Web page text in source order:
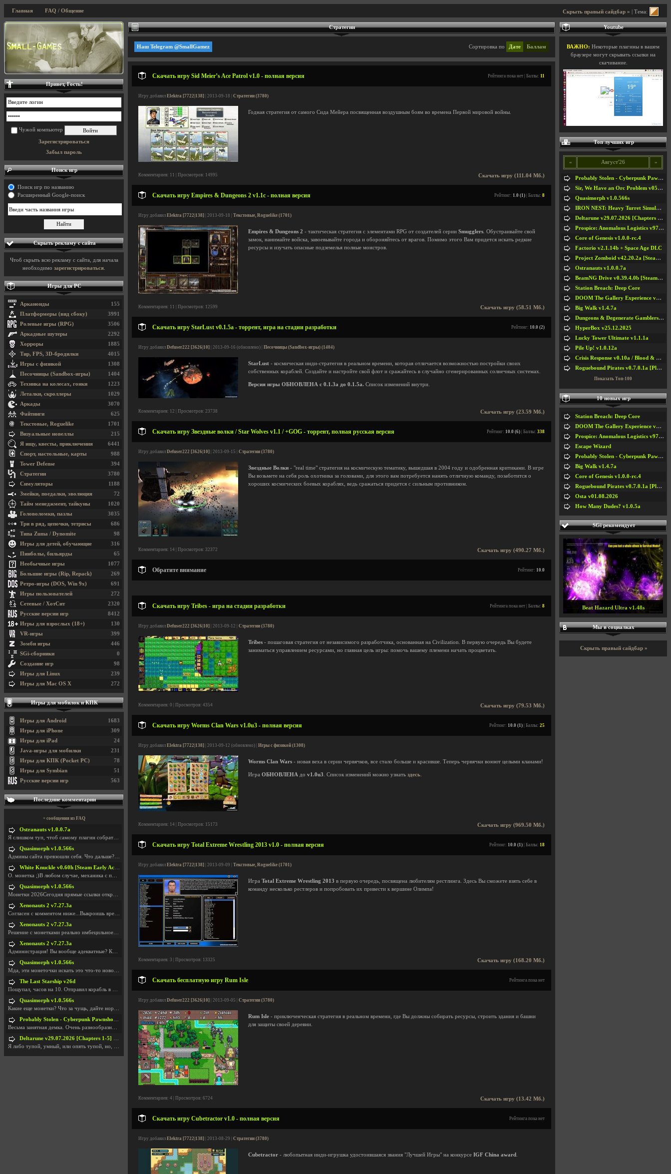
Скрыть правый сайдбар » | Тема:
Главная FAQ / Общение
Стратегии
Сортировка по Дате Баллам
Наш Telegram @SmallGamez
Скачать игру Sid Meier’s Ace Patrol v1.0 - полная версия Рейтинга пока нет | Баллы: 11
Игру добавил Elektra [7722|138] | 2013-09-18 | Стратегии (3780)
Годная стратегия от самого Сида Мейера посвященная воздушным боям во времена Первой мировой войны.
Скачать игру (111.04 Мб.)
Комментариев: 11 | Просмотров: 14995
Скачать игру Empires & Dungeons 2 v1.1c - полная версия Рейтинг: 1.0 (1) | Баллы: 8
Игру добавил Elektra [7722|138] | 2013-09-18 | Текстовые, Roguelike (1701)
Empires & Dungeons 2 - тактическая стратегия с элементами RPG от создателей серии Smugglers . Обустраивайте свой
замок, нанимайте войска, завоевывайте города и обороняйтесь от врагов. Помимо этого Вам придется искать редкие
ресурсы и изучать опасные подземелья полные монстров.
Скачать игру (58.51 Мб.)
Комментариев: 11 | Просмотров: 12599
Скачать игру StarLust v0.1.5а - торрент, игра на стадии разработки Рейтинг: 10.0 (2)
Игру добавил Defuser222 [3626|10] | 2013-09-16 (обновлено) | Песочницы (Sandbox-игры) (1404)
StarLust - космическая инди-стратегия в реальном времени, которая отличается возможностью постройки своих
собственных кораблей. Создайте и настройте свой флот и сражайтесь в случайно сгенерированных солнечных системах.
Версия игры ОБНОВЛЕНА с 0.1.3а до 0.1.5а. Список изменений внутри.
Скачать игру (23.59 Мб.)
Комментариев: 12 | Просмотров: 23738
Скачать игру Звездные волки / Star Wolves v1.1 / +GOG - торрент, полная русская версия Рейтинг: 10.0 (6) | Баллы: 338
Игру добавил Defuser222 [3626|10] | 2013-09-15 | Стратегии (3780)
Звездные Волки - "real time" стратегия на космическую тематику, вышедшая в 2004 году и одобренная критиками. В игре
Вы возьмете на себя роль охотника за головами, для этого вам потребуется нанять отличную команду, позаботится о
хороших космических боевых кораблях, ведь сражаться придется с сильным противником.
Скачать игру (490.27 Мб.)
Комментариев: 14 | Просмотров: 32372
Обратите внимание Рейтинг: 10.0
Скачать игру Tribes - игра на стадии разработки Рейтинга пока нет | Баллы: 8
Игру добавил Defuser222 [3626|10] | 2013-09-12 | Стратегии (3780)
Tribes - пошаговая стратегия от независимого разработчика, основанная на Civilization. В первую очередь Вы будете
заниматься управлением ресурсами, но главная цель игры: помочь вашему племени начать процветать.
Скачать игру (79.53 Мб.)
Комментариев: 0 | Просмотров: 4354
Скачать игру Worms Clan Wars v1.0u3 - полная версия Рейтинг: 10.0 (1) | Баллы: 25
Игру добавил Elektra [7722|138] | 2013-09-12 (обновлено) | Игры с физикой (1308)
Worms Clan Wars - новая веха в серии червячков, все стало больше и красивше. Теперь червячки воюют целыми кланами!
Игра ОБНОВЛЕНА до v1.0u3 . Список изменений можно узнать здесь
Скачать игру (969.50 Мб.)
Комментариев: 14 | Просмотров: 15173
Скачать игру Total Extreme Wrestling 2013 v1.0 - полная версия Рейтинг: 10.0 (1) | Баллы: 18
Игру добавил Elektra [7722|138] | 2013-09-09 | Текстовые, Roguelike (1701)
Игра Total Extreme Wrestling 2013 в первую очередь, посвящена любителям рестлинга. Здесь Вы сможете взять себе в
команду несколько рестлеров и попробовать их привести к вершине Олимпа!
Скачать игру (168.20 Мб.)
Комментариев: 3 | Просмотров: 13325
Скачать бесплатную игру Rum Isle Рейтинга пока нет
Игру добавил Defuser222 [3626|10] | 2013-09-05 | Стратегии (3780)
Rum Isle - приключенческая стратегия в реальном времени, где Вы должны собирать ресурсы, строить здания и башни
для защиты своей деревни.
Скачать игру (13.42 Мб.)
Комментариев: 4 | Просмотров: 6724
Скачать игру Cubetractor v1.0 - полная версия Рейтинга пока нет
Игру добавил Elektra [7722|138] | 2013-08-29 | Стратегии (3780)
Cubetractor - любопытная инди-игрушка удостоившаяся звания "Лучшей Игры" на конкурсе IGF China award
Привет, Гость!
Чужой компьютер
Зарегистрироваться
Забыл пароль
Поиск игр
Поиск игр по названию
Расширенный Google-поиск
Скрыть рекламу с сайта
Чтоб скрыть всю рекламу с сайта, для начала
необходимо зарегистрироваться
Игры для PC
155
Арканоиды
3991
Платформеры (вид сбоку)
3506
Ролевые игры (RPG)
2292
Аркадные шутеры
1885
Хорроры
4015
Тир, FPS, 3D-бродилки
1308
Игры с физикой
1404
Песочницы (Sandbox-игры)
1223
Техника на колесах, гонки
1029
Леталки, скроллеры
3070
Аркады
625
Файтинги
1701
Текстовые, Roguelike
215
Визуальные новеллы
6441
Я ищу, квесты, приключения
988
Спорт, настольные, карты
394
Tower Defense
3780
Стратегии
1188
Симуляторы
72
Змейки, поедалки, эволюция
1020
Тайм менеджмент, тайкуны
3035
Головоломки, пазлы
686
Три в ряд, цепочки, тетрисы
98
Типа Zuma / Dynomite
316
Игры для детей, обучающие
65
Пинболы, бильярды
1077
Необычные игры
269
Большие игры (Rip, Repack)
691
Ретро-игры (DOS, Win 9x)
272
Игры пользователей
2320
Сетевые / ХотСит
8412
Русские версии игр
130
Игры для взрослых (18+)
399
VR-игры
446
Зомби игры
0
SGi-сборники
98
Создание игр
239
Игры для Linux
272
Игры для Mac OS X
Игры для мобилок и КПК
1683
Игры для Android
309
Игры для iPhone
24
Игры для iPad
231
Java-игры для мобилки
78
Игры для КПК (Pocket PC)
51
Игры для Symbian
563
Русские версии игр
Последние комментарии
+ сообщения из FAQ
Ostranauts v1.0.0.7a
Я слишком туп, чтоб самому плагин собрать. И что-т
Quasimorph v1.0.566s
Админы сайта превзошли себя. Что дальше? Засунь се
White Knuckle v0.60h [Steam Early Access]
О. монетка ;)В любом случае, механика с поиском мо
Quasimorph v1.0.566s
Монетки 2026Сегодня прямые ссылки открываются посл
Xenonauts 2 v7.27.3a
Согласен с комментом ниже...Выкроишь время чтобы з
Xenonauts 2 v7.27.3a
Решение с монетками реально имбецильное. Как сдела
Xenonauts 2 v7.27.3a
Администрация! Вы вообще адекватные? Какие монетки
Quasimorph v1.0.566s
Мда, эти монеточки искать это что-то новое в сфере
The Last Starship v26d
Пощупал, часов на 10. Отправил корабль в другую Га
Quasimorph v1.0.566s
Какие еще монетки? Что за чущь, дайте нормально ск
Probably Stolen - Cyberpunk Pawnshop Simulator v048c [Playtest]
Весьма занятная демка. Очень разнообразные механик
Deltarune v29.07.2026 [Chapters 1-5] / + RUS [Chapters 1-5]
Я либо тупой, умный, или опять тупой, но, вроде я
Youtube
ВАЖНО: Некоторые плагины в вашем
браузере могут скрывать ссылки на
скачивание.
Топ лучших игр
« Август'26 »
Probably Stolen - Cyberpunk Pawnshop Simulator v048c [Playtest]
Sir, We Have an Orc Problem v05.08.2026
Quasimorph v1.0.566s
IRON NEST: Heavy Turret Simulator v1.0a
Deltarune v29.07.2026 [Chapters 1-5] / + RUS [Chapters 1-5]
Prospice: Anomalous Logistics v97 [Playtest]
Core of Genesis v1.0.0-rc.4
Factorio v2.1.14b + Space Age DLC
Project Zomboid v42.20.2a [Steam Early Access]
Ostranauts v1.0.0.7a
BeamNG Drive v0.39.4.0b [Steam Early Access]
Station Breach: Deep Core
DOOM The Gallery Experience v1.4.2
Big Walk v1.4.7a
Dungeons & Degenerate Gamblers v2.0.2a
HyperBox v25.12.2025
Lucky Tower Ultimate v1.1.1a
Pile Up! v1.0.12a
Crisis Response v0.10a / Blood & Bullet
Roguebound Pirates v0.7.0.1a [Playtest]
Показать Топ-100
10 новых игр
Station Breach: Deep Core
DOOM The Gallery Experience v1.4.2
Prospice: Anomalous Logistics v97 [Playtest]
Escape Wizard
Probably Stolen - Cyberpunk Pawnshop Simulator v048c [Playtest]
Big Walk v1.4.7a
Core of Genesis v1.0.0-rc.4
Roguebound Pirates v0.7.0.1a [Playtest]
Osta v01.08.2026
How Many Dudes? v1.0.5a
SGi рекомендует
Beat Hazard Ultra v1.48s
Мы в социалках
Скрыть правый сайдбар »